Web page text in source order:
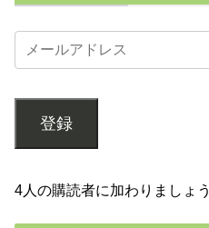
登録
4人の購読者に加わりましょう